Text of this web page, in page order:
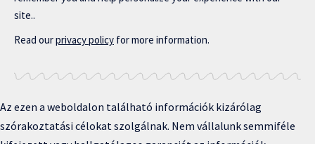
site..
Read ourprivacy policy for more information.
Az ezen a weboldalon található információk kizárólag
szórakoztatási célokat szolgálnak. Nem vállalunk semmiféle